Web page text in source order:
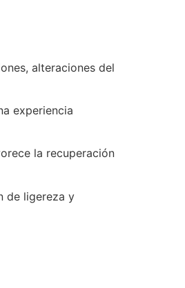
alteraciones del
experiencia
la recuperación
de ligereza y